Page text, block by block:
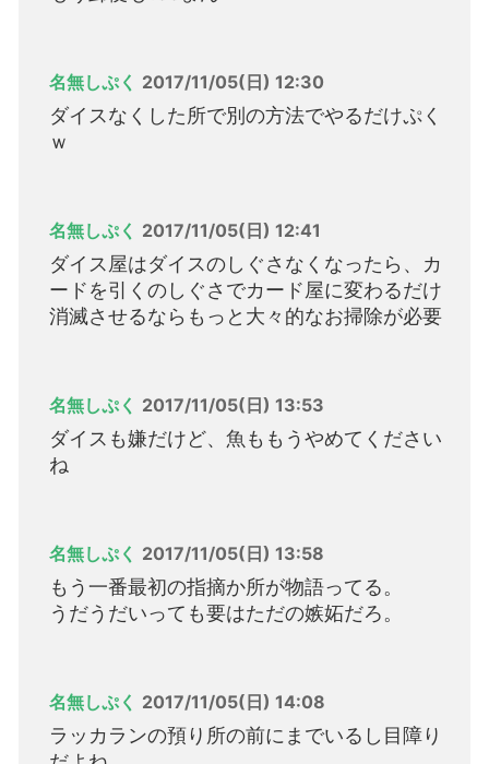
名無しぷく 2017/11/05(日) 12:30
ダイスなくした所で別の方法でやるだけぷく
ｗ
名無しぷく 2017/11/05(日) 12:41
ダイス屋はダイスのしぐさなくなったら、カ
ードを引くのしぐさでカード屋に変わるだけ
消滅させるならもっと大々的なお掃除が必要
名無しぷく 2017/11/05(日) 13:53
ダイスも嫌だけど、魚ももうやめてください
ね
名無しぷく 2017/11/05(日) 13:58
もう一番最初の指摘か所が物語ってる。
うだうだいっても要はただの嫉妬だろ。
名無しぷく 2017/11/05(日) 14:08
ラッカランの預り所の前にまでいるし目障り